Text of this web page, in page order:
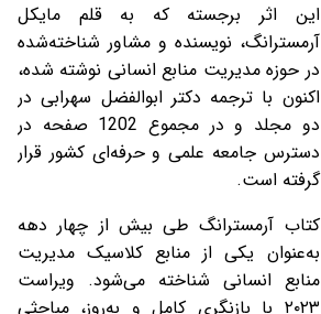
این اثر برجسته که به قلم مایکل
آرمسترانگ، نویسنده و مشاور شناخته‌شده
در حوزه مدیریت منابع انسانی نوشته شده،
اکنون با ترجمه دکتر ابوالفضل سهرابی در
دو مجلد و در مجموع 1202 صفحه در
دسترس جامعه علمی و حرفه‌ای کشور قرار
گرفته است.
کتاب آرمسترانگ طی بیش از چهار دهه
به‌عنوان یکی از منابع کلاسیک مدیریت
منابع انسانی شناخته می‌شود. ویراست
۲۰۲۳ با بازنگری کامل و به‌روز، مباحثی